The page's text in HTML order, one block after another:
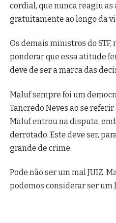
cordial, que nunca reagiu as
gratuitamente ao longo da
Os demais ministros do
ponderar que essa atitude
deve de ser a marca das
Maluf sempre foi um
Tancredo Neves ao se
Maluf entrou na disputa,
derrotado. Este deve ser,
grande de crime.
Pode não ser um mal JUIZ.
podemos considerar ser um